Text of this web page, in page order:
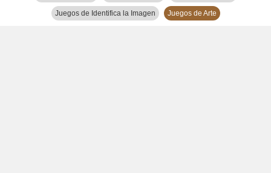
Juegos de Identifica la Imagen Juegos de Arte